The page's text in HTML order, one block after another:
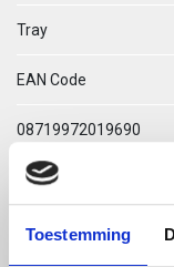
Toestemming
Tray
EAN Code
08719972019690
Technische
Tray 53.50 RVS304